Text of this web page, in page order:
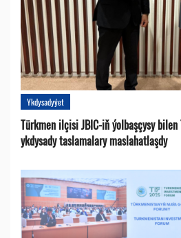
Ykdysadyýet
Türkmen ilçisi JBIC-iň ýolbaşçysy
ykdysady taslamalary maslahatlaşdy